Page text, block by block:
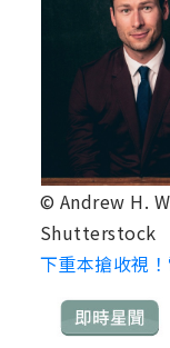
© Andrew H.
Shutterstock
下重本搶收視